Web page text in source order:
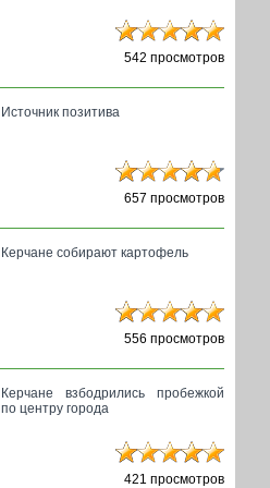
542 просмотров
Источник позитива
657 просмотров
Керчане собирают картофель
556 просмотров
Керчане взбодрились пробежкой
по центру города
421 просмотров